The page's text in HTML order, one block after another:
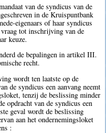
van de syndicus van de
in de Kruispuntbank
eigenaars of haar syndicus
tot inschrijving van de
keuze.
de bepalingen in artikel III.
recht.
wordt ten laatste op de
de syndicus een aanvang neemt
tenzij de beslissing minder
opdracht van de syndicus een
geval wordt de beslissing
aan het ondernemingsloket
: